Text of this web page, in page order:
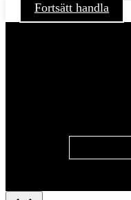
Fortsätt handla